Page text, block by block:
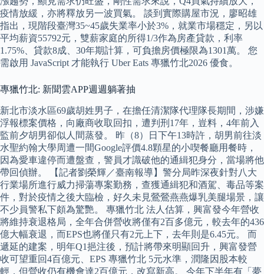
疫情放緩，亦將釋放另一波買氣。 談到實際購屋市況，廖昭雄
指出，現階段臺灣35~45歲失業率小於3%，就業市場穩定，另以
平均薪資55792元，雙薪家庭的所得1/3作為房產貸款，利率
1.75%、貸款8成、30年期計算，可負擔房價極限為1301萬。 您
需啟用 JavaScript 才能執行 Uber Eats 專獵竹北2026 優食。
專獵竹北: 新聞雲APP週週躺著抽
新北市淡水區69歲胡姓男子，在擔任清潔隊代理隊長期間，涉嫌
浮報標案價格，向廠商收取回扣，遭判刑17年，豈料，4年前入
監前夕胡男卻似人間蒸發。 昨（8）日下午13時許，胡男前往淡
水聖約翰大學周遭一間Google評價4.8顆星的小喫餐廳用餐時，
因為愛車違停而遭盤查，警員才識破他的通緝犯身分，當場將他
帶回偵辦。 【記者劉榮輝／臺南報導】警分局昨深夜針對八大
行業場所進行威力掃蕩專案勤務，查獲通緝犯和酒駕、毒品等案
件，對於疫情之後大臨檢，好久未見鶯鶯燕燕爆乳美腿場景，讓
不少員警私下頗為驚艷。 專獵竹北 法人估算，興富發今年營收
將維持衰退格局，全年合併營收將僅有2百多億元，較去年的436
億大幅衰退，而EPS也將僅只有2元上下，去年則是6.45元。 而
遞延的建案，明年Q1挹注後，預計將帶來明顯回升，興富發營
收可望重回4百億元、EPS 專獵竹北 5元水準，潤隆因股本較
輕，但營收仍有機會達2百億元，改寫新高。 今年下半年有「夢